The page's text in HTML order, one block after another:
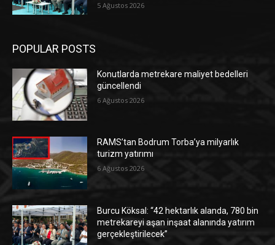
5 Ağustos 2026
POPULAR POSTS
Konutlarda metrekare maliyet bedelleri
güncellendi
6 Ağustos 2026
RAMS’tan Bodrum Torba’ya milyarlık
turizm yatırımı
6 Ağustos 2026
Burcu Köksal: “42 hektarlık alanda, 780 bin
metrekareyi aşan inşaat alanında yatırım
gerçekleştirilecek”